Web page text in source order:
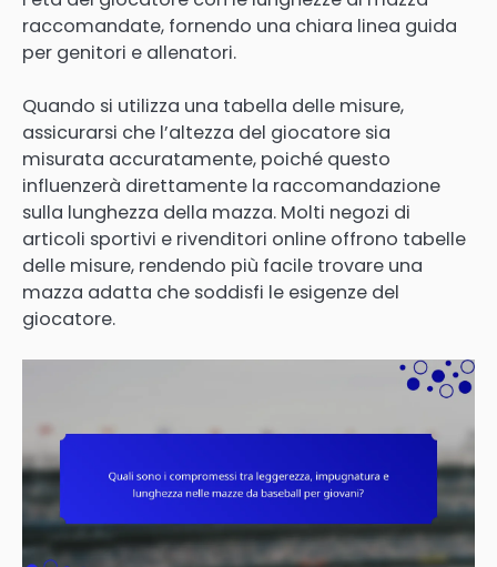
raccomandate, fornendo una chiara linea guida
per genitori e allenatori.
Quando si utilizza una tabella delle misure,
assicurarsi che l’altezza del giocatore sia
misurata accuratamente, poiché questo
influenzerà direttamente la raccomandazione
sulla lunghezza della mazza. Molti negozi di
articoli sportivi e rivenditori online offrono tabelle
delle misure, rendendo più facile trovare una
mazza adatta che soddisfi le esigenze del
giocatore.